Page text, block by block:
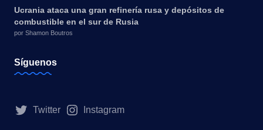
Ucrania ataca una gran refinería rusa y depósitos de
combustible en el sur de Rusia
por Shamon Boutros
Síguenos
Twitter Instagram